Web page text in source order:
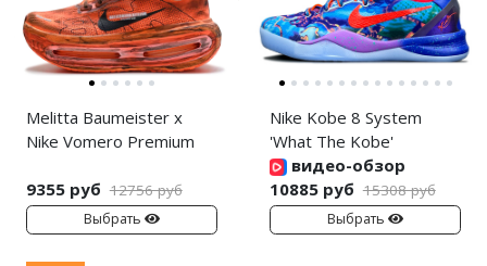
Melitta Baumeister x
Nike Vomero Premium
9355 руб 12756 руб
Выбрать
Nike Kobe 8 System
'What The Kobe'
видео-обзор
10885 руб 15308 руб
Выбрать